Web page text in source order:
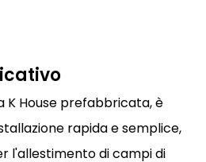
K House prefabbricata, è
rapida e semplice,
l'allestimento di campi di